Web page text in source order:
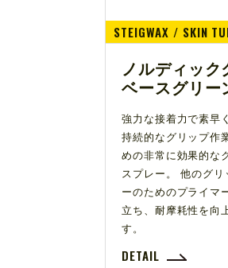
STEIGWAX / SKIN
ノルディック
ベースグリー
強力な接着力で素早
持続的なグリップ作
めの非常に効果的な
スプレー。 他のグリ
ーのためのプライマ
立ち、耐摩耗性を向
す。
DETAIL